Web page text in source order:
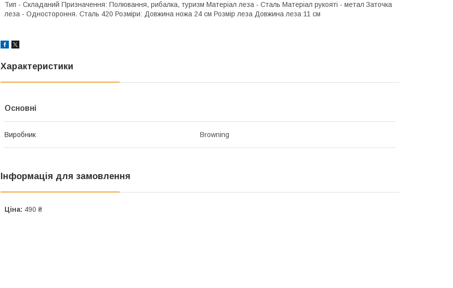
Тип - Складаний Призначення: Полювання, рибалка, туризм Матеріал леза - Сталь Матеріал рукояті - метал Заточка
леза - Одностороння. Сталь 420 Розміри: Довжина ножа 24 см Розмір леза Довжина леза 11 см
Характеристики
Основні
Виробник Browning
Інформація для замовлення
Ціна: 490 ₴